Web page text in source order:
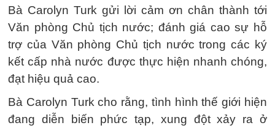
Bà Carolyn Turk gửi lời cảm ơn chân thành tới
Văn phòng Chủ tịch nước; đánh giá cao sự hỗ
trợ của Văn phòng Chủ tịch nước trong các ký
kết cấp nhà nước được thực hiện nhanh chóng,
đạt hiệu quả cao.
Bà Carolyn Turk cho rằng, tình hình thế giới hiện
đang diễn biến phức tạp, xung đột xảy ra ở